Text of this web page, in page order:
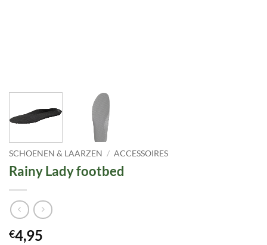
SCHOENEN & LAARZEN / ACCESSOIRES
Rainy Lady footbed
€4,95